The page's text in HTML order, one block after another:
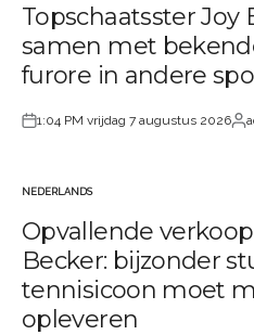
Topschaatsster Joy
samen met
furore in andere
Geplaatst
1:04 PM vrijdag 7 augustus 2026
IN
NEDERLANDS
Opvallende
Becker: bijzonder
tennisicoon moet
opleveren